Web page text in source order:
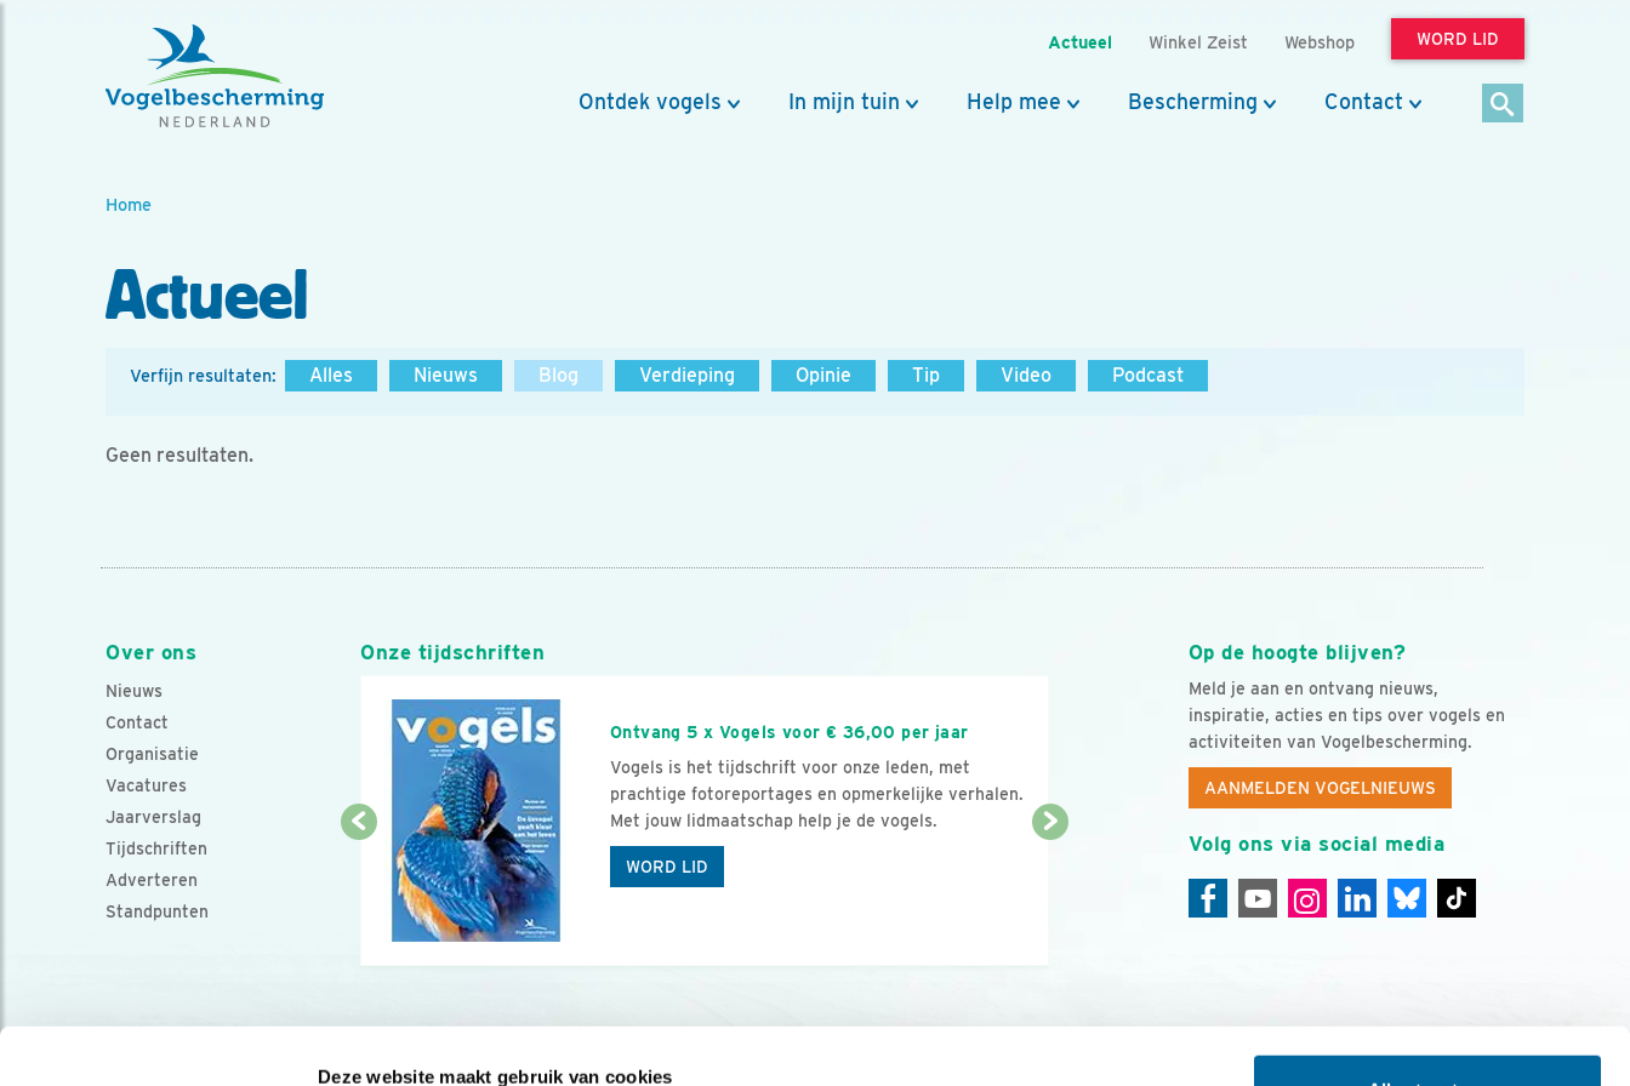
Deze website maakt gebruik van cookies
Actueel Winkel Zeist Webshop WORD LID
Ontdek vogels In mijn tuin Help mee Bescherming Contact
Home
Actueel
Verfijn resultaten: Alles Nieuws Blog Verdieping Opinie Tip Video Podcast
Geen resultaten.
Over ons
Nieuws
Contact
Organisatie
Vacatures
Jaarverslag
Tijdschriften
Adverteren
Standpunten
Op de hoogte blijven?
Meld je aan en ontvang nieuws,
inspiratie, acties en tips over vogels en
activiteiten van Vogelbescherming.
AANMELDEN VOGELNIEUWS
Volg ons via social media
Onze tijdschriften
Ontvang 5 x Vogels voor € 36,00 per jaar
Vogels is het tijdschrift voor onze leden, met
prachtige fotoreportages en opmerkelijke verhalen.
Met jouw lidmaatschap help je de vogels.
WORD LID